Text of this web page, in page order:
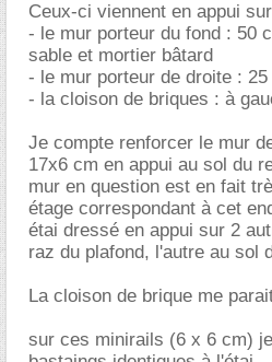
Ceux-ci viennent en appui sur
- le mur porteur du fond : 50
sable et mortier bâtard
- le mur porteur de droite :
- la cloison de briques : à
Je compte renforcer le mur
17x6 cm en appui au sol du
mur en question est en fait
étage correspondant à cet
étai dressé en appui sur 2
raz du plafond, l'autre au sol
La cloison de brique me
sur ces minirails (6 x 6 cm)